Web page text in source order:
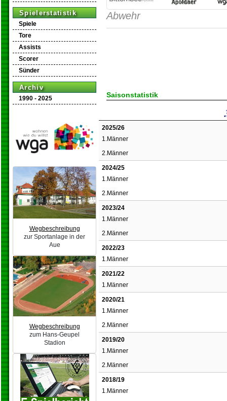
Spielerstatistik
Spiele
Tore
Assists
Scorer
Sünder
Archiv
1990 - 2025
Wegbeschreibung
zur Sportanlage in der
Aue
Wegbeschreibung
zum Hans-Geupel
Stadion
Abwehr
Saisonstatistik
2025/26
1.Männer
2.Männer
2024/25
1.Männer
2.Männer
2023/24
1.Männer
2.Männer
2022/23
1.Männer
2021/22
1.Männer
2020/21
1.Männer
2.Männer
2019/20
1.Männer
2.Männer
2018/19
1.Männer